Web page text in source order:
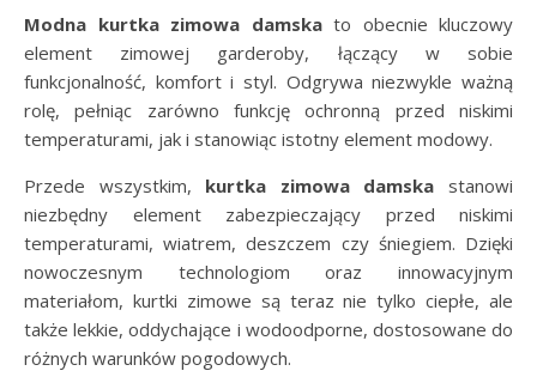
Modna kurtka zimowa damskato obecnie kluczowy
element zimowej garderoby, łączący w sobie
funkcjonalność, komfort i styl. Odgrywa niezwykle ważną
rolę, pełniąc zarówno funkcję ochronną przed niskimi
temperaturami, jak i stanowiąc istotny element modowy.
Przede wszystkim, kurtka zimowa damska stanowi
niezbędny element zabezpieczający przed niskimi
temperaturami, wiatrem, deszczem czy śniegiem. Dzięki
nowoczesnym technologiom oraz innowacyjnym
materiałom, kurtki zimowe są teraz nie tylko ciepłe, ale
także lekkie, oddychające i wodoodporne, dostosowane do
różnych warunków pogodowych.